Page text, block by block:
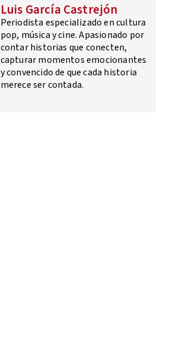
Luis García Castrejón
Periodista especializado en cultura
pop, música y cine. Apasionado por
contar historias que conecten,
capturar momentos emocionantes
y convencido de que cada historia
merece ser contada.